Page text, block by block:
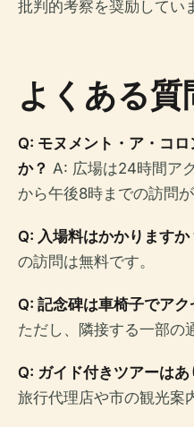
批判的考察を奨励してい
よくある質
Q: モヌメント・ア・コ
か？ A: 広場は24時間ア
から午後8時までの訪問が
Q: 入場料はかかりますか
の訪問は無料です。
Q: 記念碑は車椅子でアク
ただし、隣接する一部の
Q: ガイド付きツアーはあ
旅行代理店や市の観光案